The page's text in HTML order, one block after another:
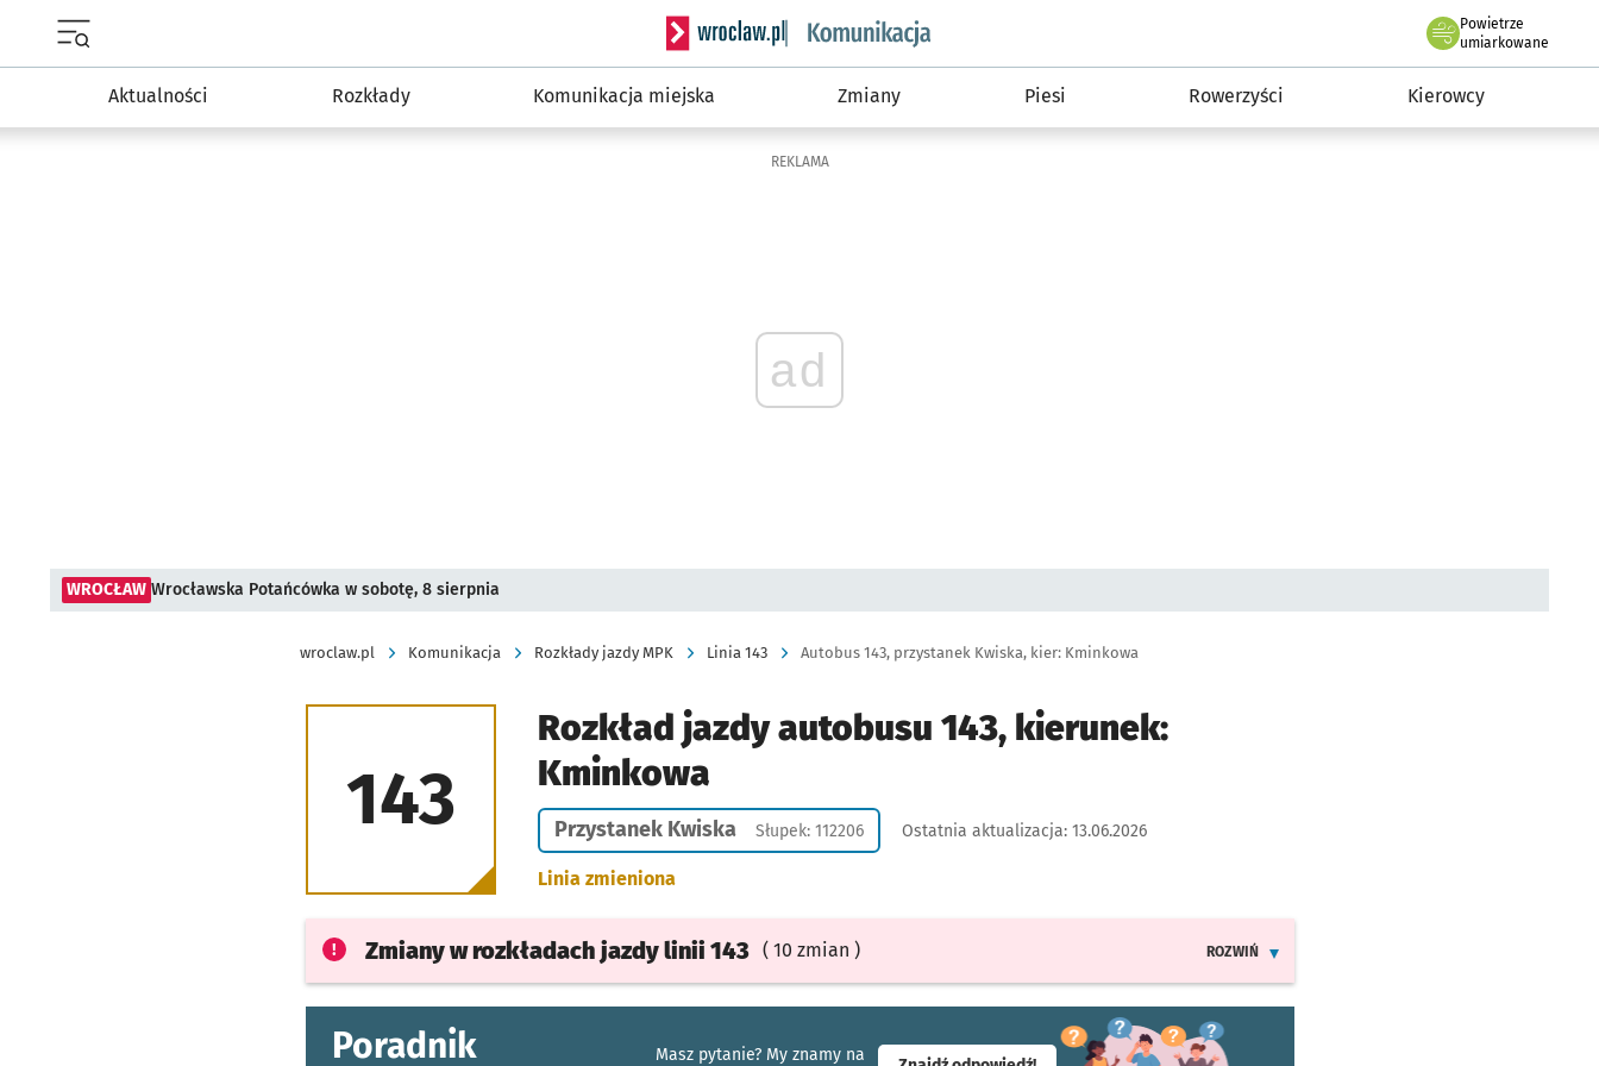
Serwis informacyjny wroclaw.pl podserwis: Komunikacja
Powietrze
we Wrocławiu
umiarkowane
Aktualności Rozkłady Komunikacja miejska Zmiany Piesi Rowerzyści Kierowcy
REKLAMA
ad
WROCŁAW Wrocławska Potańcówka w sobotę, 8 sierpnia
wroclaw.pl Komunikacja Rozkłady jazdy MPK Linia 143 Autobus 143, przystanek Kwiska, kier: Kminkowa
143
Rozkład jazdy autobusu 143, kierunek:
Kminkowa
Przystanek Kwiska Słupek: 112206 Ostatnia aktualizacja: 13.06.2026
Linia zmieniona
Zmiany w rozkładach jazdylinii 143 ( 10 zmian )
ROZWIŃ
Poradnik
Masz pytanie? My znamy na